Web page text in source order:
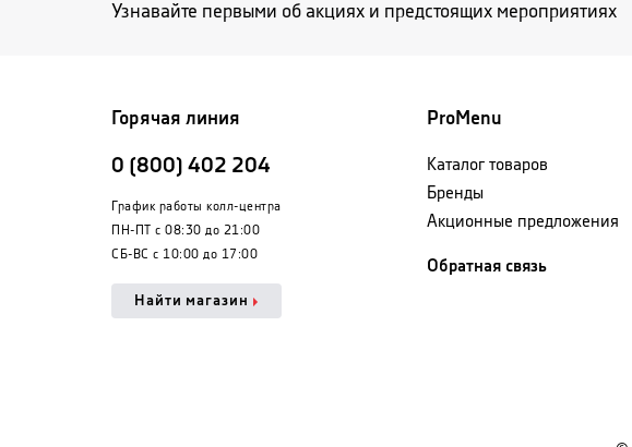
Узнавайте первыми об акциях и предстоящих мероприятиях
Горячая линия
0 (800) 402 204
График работы колл-центра
ПН-ПТ с 08:30 до 21:00
СБ-ВС с 10:00 до 17:00
Найти магазин
ProMenu
Каталог товаров
Бренды
Акционные предложения
Обратная связь